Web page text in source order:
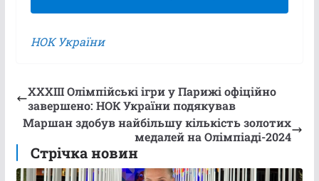
НОК України
ХХХІІІ Олімпійські ігри у Парижі офіційно
завершено: НОК України подякував
Маршан здобув найбільшу кількість золотих
медалей на Олімпіаді-2024
Стрічка новин